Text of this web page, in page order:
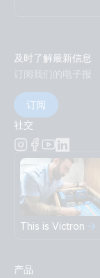
及时了解最新信息
订阅我们的电子报
订阅
社交
This is Victron
产品